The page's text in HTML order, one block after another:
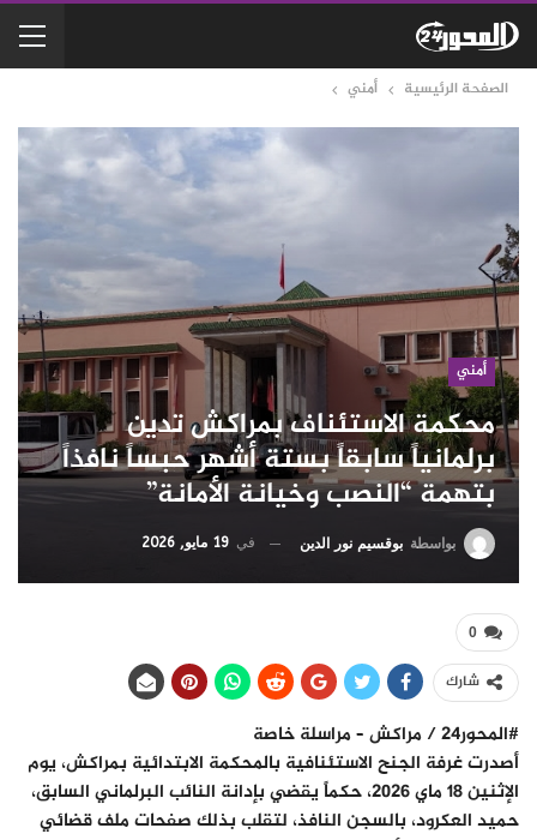
الصفحة الرئيسية أمني
أمني
​محكمة الاستئناف بمراكش تدين
برلمانياً سابقاً بستة أشهر حبساً نافذاً
بتهمة “النصب وخيانة الأمانة”
بواسطة بوقسيم نور الدين في 19 مايو, 2026
0
شارك
#المحور24 / مراكش – مراسلة خاصة
​أصدرت غرفة الجنح الاستئنافية بالمحكمة الابتدائية بمراكش، يوم
الإثنين 18 ماي 2026، حكماً يقضي بإدانة النائب البرلماني السابق،
حميد العكرود، بالسجن النافذ، لتقلب بذلك صفحات ملف قضائي